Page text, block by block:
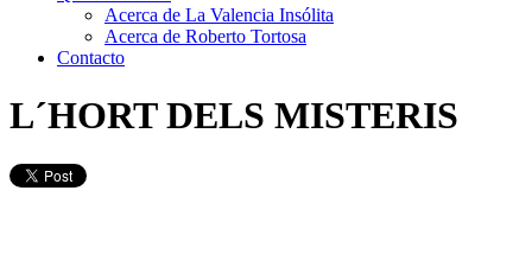
Acerca de La Valencia Insólita
Acerca de Roberto Tortosa
Contacto
L´HORT DELS MISTERIS